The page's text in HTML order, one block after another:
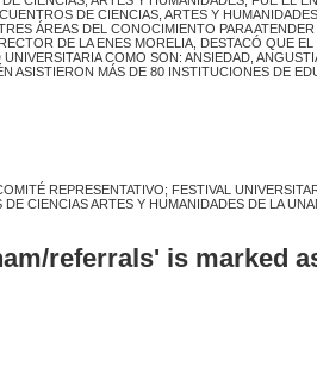
DE CIENCIAS, ARTES Y
ÁREAS DEL CONOCIMIENTO PARA
DE LA ENES MORELIA, DESTACÓ QUE
COMO SON: ANSIEDAD,
ASISTIERON MÁS DE 80 INSTITUCIONES DE
REPRESENTATIVO; FESTIVAL
CIENCIAS ARTES Y HUMANIDADES DE LA
referrals' is marked